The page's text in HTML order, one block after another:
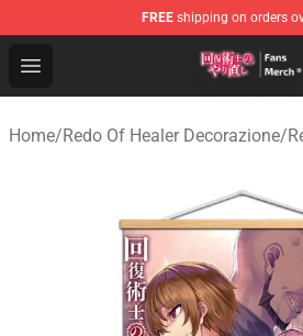
FREE shipping on orders
Open menu
Redo Of Healer Store - Official
Home/Redo Of Healer Decorazione/